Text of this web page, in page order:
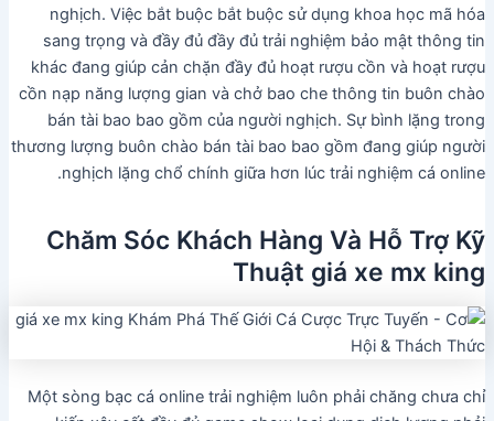
nghịch. Việc bắt buộc bắt buộc sử dụng khoa học mã hóa
sang trọng và đầy đủ đầy đủ trải nghiệm bảo mật thông tin
khác đang giúp cản chặn đầy đủ hoạt rượu cồn và hoạt rượu
cồn nạp năng lượng gian và chở bao che thông tin buôn chào
bán tài bao bao gồm của người nghịch. Sự bình lặng trong
thương lượng buôn chào bán tài bao bao gồm đang giúp người
nghịch lặng chổ chính giữa hơn lúc trải nghiệm cá online.
Chăm Sóc Khách Hàng Và Hỗ Trợ Kỹ
Thuật giá xe mx king
Một sòng bạc cá online trải nghiệm luôn phải chăng chưa chỉ